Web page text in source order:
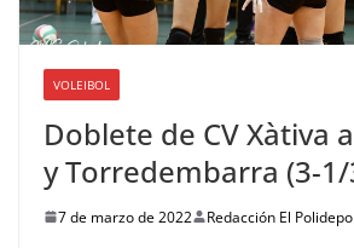
VOLEIBOL
Doblete de CV Xàtiva
y Torredembarra (3-
7 de marzo de 2022 Redacción El